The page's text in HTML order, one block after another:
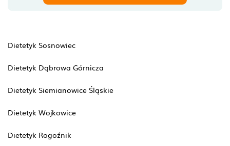
Dietetyk Sosnowiec
Dietetyk Dąbrowa Górnicza
Dietetyk Siemianowice Śląskie
Dietetyk Wojkowice
Dietetyk Rogoźnik